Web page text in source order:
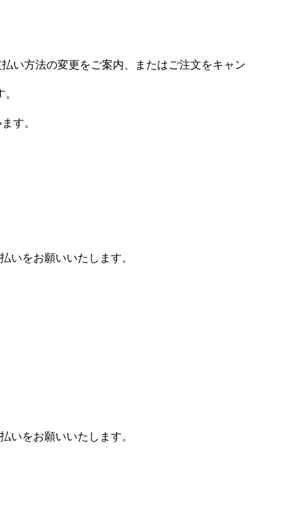
い方法の変更をご案内、またはご注文をキャン
す。
いをお願いいたします。
いをお願いいたします。